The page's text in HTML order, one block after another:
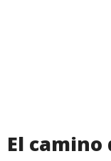
El camino